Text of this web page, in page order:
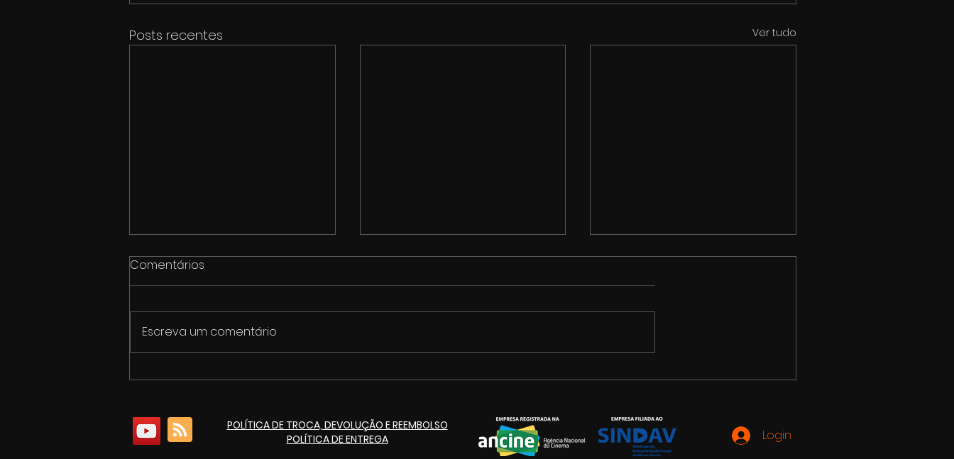
Posts recentes Ver tudo
1º Fórum de Cultura e
Itaúna
Cinemarketing anuncia
culturais para o aniversário
de 125 anos de Itaúna
CMK Filmes e Oficina
fórum para debater plano
de cultura e economia
criativa em Itaúna
Comentários
Escreva um comentário
POLÍTICA DE TROCA, DEVOLUÇÃO E REEMBOLSO
POLÍTICA DE ENTREGA
Login